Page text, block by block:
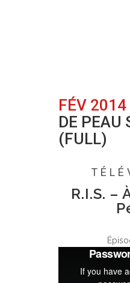
FÉV 2014
DE PEAU
(FULL)
R.I.S. –